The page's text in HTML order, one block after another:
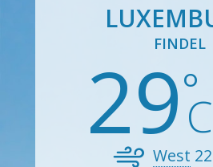
FINDEL
29
West 22